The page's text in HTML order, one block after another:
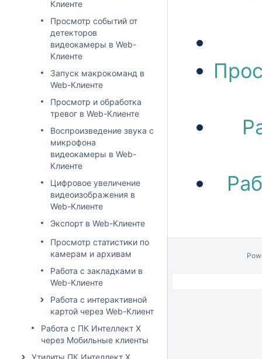
Клиенте
Просмотр событий от
детекторов
видеокамеры в Web-
Клиенте
Запуск макрокоманд в
Web-Клиенте
Просмотр и обработка
тревог в Web-Клиенте
Воспроизведение звука с
микрофона
видеокамеры в Web-
Клиенте
Цифровое увеличение
видеоизображения в
Web-Клиенте
Экспорт в Web-Клиенте
Просмотр статистики по
камерам и архивам
Работа с закладками в
Web-Клиенте
Работа с интерактивной
картой через Web-Клиент
Работа с ПК Интеллект X
через Мобильные клиенты
Утилиты ПК Интеллект X